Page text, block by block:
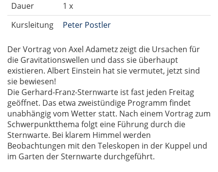
Dauer
1 x
Kursleitung
Peter Postler
Der Vortrag von Axel Adametz zeigt die Ursachen für
die Gravitationswellen und dass sie überhaupt
existieren. Albert Einstein hat sie vermutet, jetzt sind
sie bewiesen!
Die Gerhard-Franz-Sternwarte ist fast jeden Freitag
geöffnet. Das etwa zweistündige Programm findet
unabhängig vom Wetter statt. Nach einem Vortrag zum
Schwerpunktthema folgt eine Führung durch die
Sternwarte. Bei klarem Himmel werden
Beobachtungen mit den Teleskopen in der Kuppel und
im Garten der Sternwarte durchgeführt.